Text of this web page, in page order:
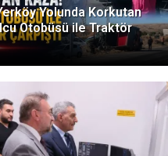
Yolunda Korkutan
Otobüsü ile Traktör